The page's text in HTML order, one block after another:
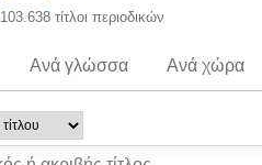
103.638 τίτλοι περιοδικών
Ανά γλώσσα Ανά χώρα